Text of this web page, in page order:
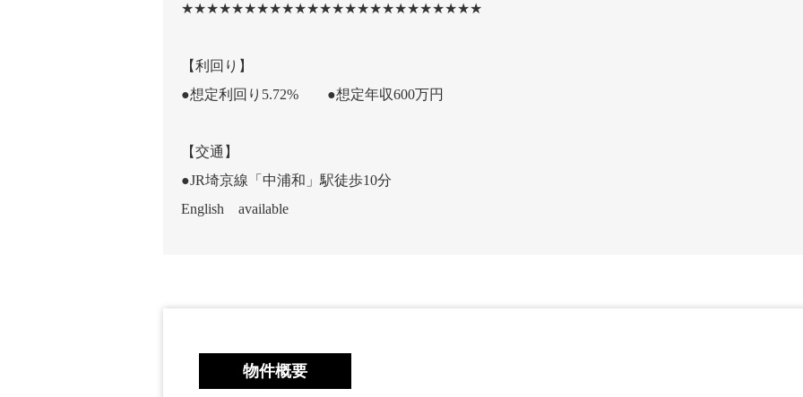
★★★★★★★★★★★★★★★★★★★★★★★★
【利回り】
●想定利回り5.72% ●想定年収600万円
【交通】
●JR埼京線「中浦和」駅徒歩10分
English available
物件概要